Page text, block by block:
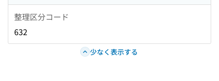
整理区分コード
632
少なく表示する